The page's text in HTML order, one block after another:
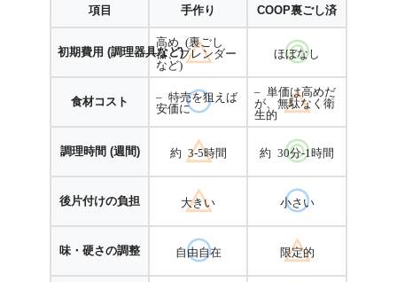
項目 手作り COOP裏ごし済
初期費用 (調理器具など)
高め (裏ごし
器、ブレンダー
など)
ほぼなし
食材コスト
– 特売を狙えば
安価に
– 単価は高めだ
が、無駄なく衛
生的
調理時間 (週間) 約 3-5時間 約 30分-1時間
後片付けの負担 大きい 小さい
味・硬さの調整 自由自在 限定的